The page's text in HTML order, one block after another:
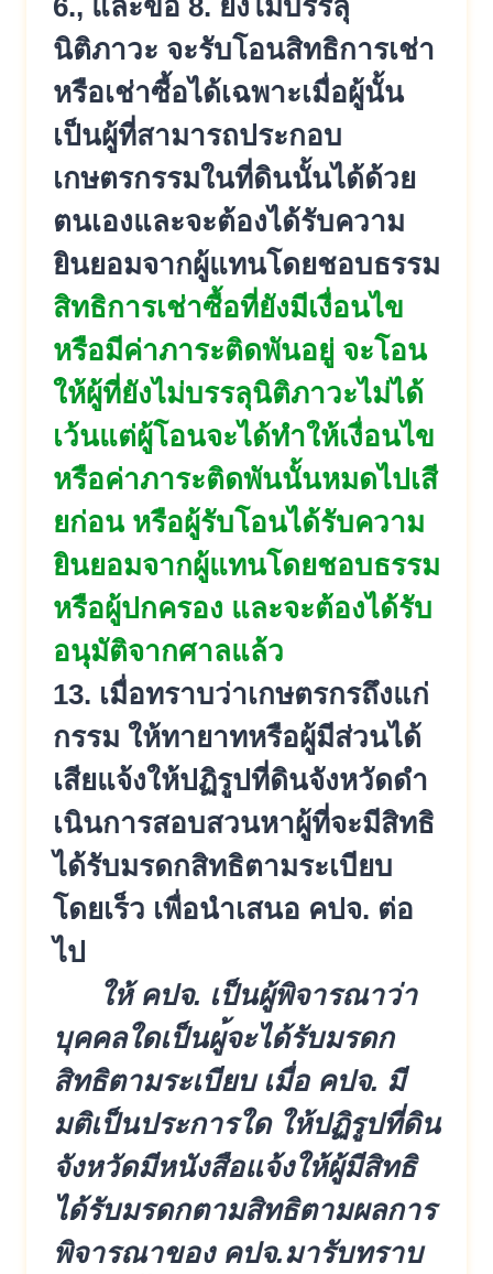
6., และข้อ 8. ยังไม่บรรลุ
นิติภาวะ จะรับโอนสิทธิการเช่า
หรือเช่าซื้อได้เฉพาะเมื่อผู้นั้น
เป็นผู้ที่สามารถประกอบ
เกษตรกรรมในที่ดินนั้นได้ด้วย
ตนเองและจะต้องได้รับความ
ยินยอมจากผู้แทนโดยชอบธรรม
สิทธิการเช่าซื้อที่ยังมีเงื่อนไข
หรือมีค่าภาระติดพันอยู่ จะโอน
ให้ผู้ที่ยังไม่บรรลุนิติภาวะไม่ได้
เว้นแต่ผู้โอนจะได้ทำให้เงื่อนไข
หรือค่าภาระติดพันนั้นหมดไปเสี
ยก่อน หรือผู้รับโอนได้รับความ
ยินยอมจากผู้แทนโดยชอบธรรม
หรือผู้ปกครอง และจะต้องได้รับ
อนุมัติจากศาลแล้ว
13. เมื่อทราบว่าเกษตรกรถึงแก่
กรรม ให้ทายาทหรือผู้มีส่วนได้
เสียแจ้งให้ปฏิรูปที่ดินจังหวัดดำ
เนินการสอบสวนหาผู้ที่จะมีสิทธิ
ได้รับมรดกสิทธิตามระเบียบ
โดยเร็ว เพื่อนำเสนอ คปจ. ต่อ
ไป
ให้ คปจ. เป็นผู้พิจารณาว่า
บุคคลใดเป็นผู้จะได้รับมรดก
สิทธิตามระเบียบ เมื่อ คปจ. มี
มติเป็นประการใด ให้ปฏิรูปที่ดิน
จังหวัดมีหนังสือแจ้งให้ผู้มีสิทธิ
ได้รับมรดกตามสิทธิตามผลการ
พิจารณาของ คปจ.มารับทราบ